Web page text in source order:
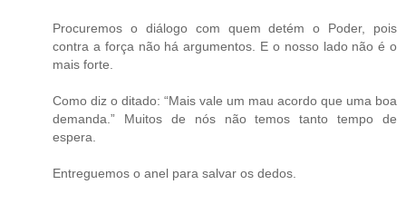
Procuremos o diálogo com quem detém o Poder, pois
contra a força não há argumentos. E o nosso lado não é o
mais forte.
Como diz o ditado: “Mais vale um mau acordo que uma boa
demanda.” Muitos de nós não temos tanto tempo de
espera.
Entreguemos o anel para salvar os dedos.